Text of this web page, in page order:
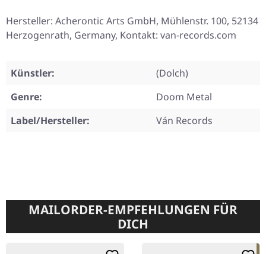
Hersteller: Acherontic Arts GmbH, Mühlenstr. 100, 52134
Herzogenrath, Germany, Kontakt: van-records.com
Künstler:
(Dolch)
Genre:
Doom Metal
Label/Hersteller:
Ván Records
MAILORDER-EMPFEHLUNGEN FÜR
DICH